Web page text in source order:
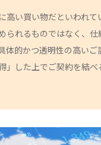
高い買い物だといわれ
られるものではなく、
体的かつ透明性の高い
」した上でご契約を結べ